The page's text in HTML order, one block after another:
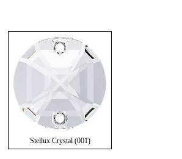
Stellux Crystal (001)